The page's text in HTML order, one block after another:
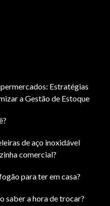
Estratégias
a Gestão de Estoque
de aço inoxidável
comercial?
para ter em casa?
saber a hora de trocar?